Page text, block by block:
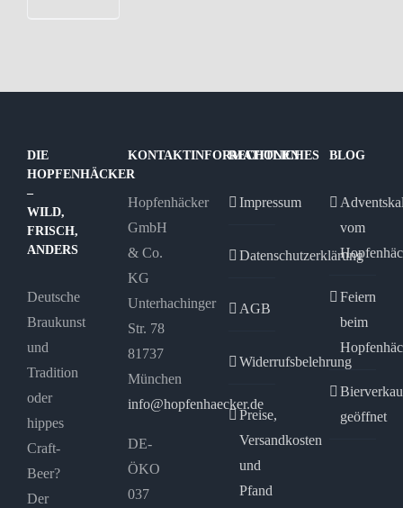
DIE
HOPFENHÄCKER
–
WILD,
FRISCH,
ANDERS
Deutsche
Braukunst
und
Tradition
oder
hippes
Craft-
Beer?
Der
KONTAKTINFORMATIONEN
Hopfenhäcker
GmbH
& Co.
KG
Unterhachinger
Str. 78
81737
München
info@hopfenhaecker.de
DE-
ÖKO
037
RECHTLICHES
Impressum
Datenschutzerklärung
AGB
Widerrufsbelehrung
Preise,
Versandkosten
und
Pfand
BLOG
vom
Feiern
beim
geöffnet